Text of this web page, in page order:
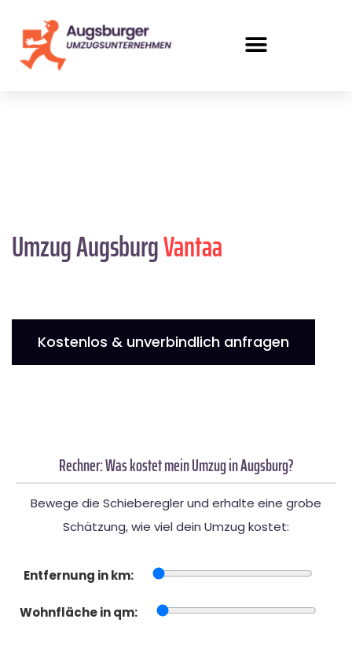
Umzug AugsburgVantaa
Kostenlos & unverbindlich anfragen
Rechner: Was kostet mein Umzug in Augsburg?
Bewege die Schieberegler und erhalte eine grobe
Schätzung, wie viel dein Umzug kostet:
Entfernung in km:
Wohnfläche in qm: